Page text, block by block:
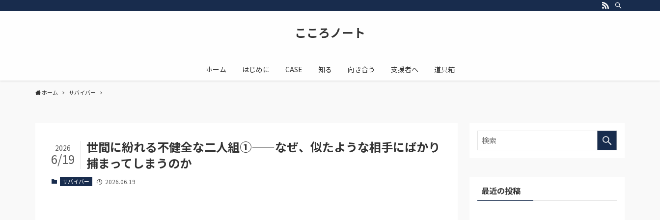
こころノート
ホーム はじめに CASE 知る 向き合う 支援者へ 道具箱
ホーム サバイバー
世間に紛れる不健全な二人組①——なぜ、似たような相手にばかり
捕まってしまうのか
2026
6/19
サバイバー 2026.06.19
最近の投稿